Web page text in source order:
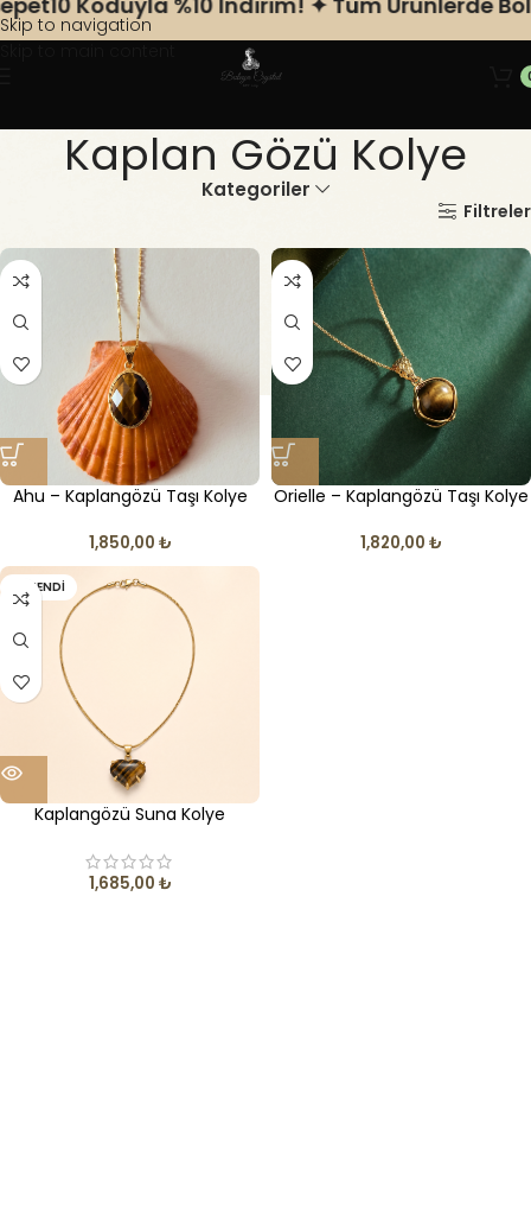
Skip to navigation
Kaplan Gözü Kolye
Kategoriler
Filtreler
Ahu – Kaplangözü Taşı Kolye
1,850,00 ₺
Orielle – Kaplangözü Taşı Kolye
1,820,00 ₺
TÜKENDI
Kaplangözü Suna Kolye
1,685,00 ₺